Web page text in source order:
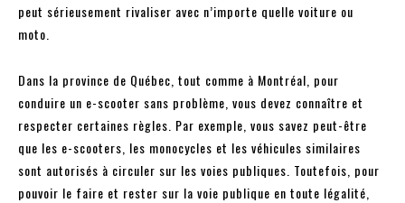
peut sérieusement rivaliser avec n’importe quelle voiture ou
moto.
Dans la province de Québec, tout comme à Montréal, pour
conduire un e-scooter sans problème, vous devez connaître et
respecter certaines règles. Par exemple, vous savez peut-être
que les e-scooters, les monocycles et les véhicules similaires
sont autorisés à circuler sur les voies publiques. Toutefois, pour
pouvoir le faire et rester sur la voie publique en toute légalité,